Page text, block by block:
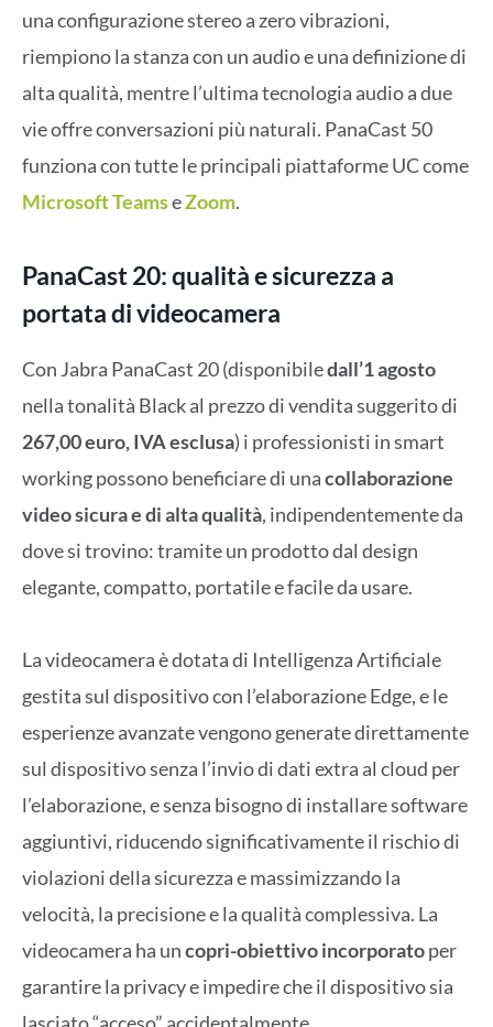
una configurazione stereo a zero vibrazioni,
riempiono la stanza con un audio e una definizione di
alta qualità, mentre l’ultima tecnologia audio a due
vie offre conversazioni più naturali. PanaCast 50
funziona con tutte le principali piattaforme UC come
Microsoft TeamseZoom.
PanaCast 20: qualità e sicurezza a
portata di videocamera
Con Jabra PanaCast 20 (disponibiledall’1 agosto
nella tonalità Black al prezzo di vendita suggerito di
267,00 euro, IVA esclusa) i professionisti in smart
working possono beneficiare di unacollaborazione
video sicura e di alta qualità, indipendentemente da
dove si trovino: tramite un prodotto dal design
elegante, compatto, portatile e facile da usare.
La videocamera è dotata di Intelligenza Artificiale
gestita sul dispositivo con l’elaborazione Edge, e le
esperienze avanzate vengono generate direttamente
sul dispositivo senza l’invio di dati extra al cloud per
l’elaborazione, e senza bisogno di installare software
aggiuntivi, riducendo significativamente il rischio di
violazioni della sicurezza e massimizzando la
velocità, la precisione e la qualità complessiva. La
videocamera ha uncopri-obiettivo incorporatoper
garantire la privacy e impedire che il dispositivo sia